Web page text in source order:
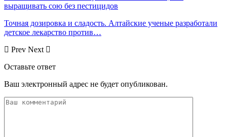
выращивать сою без пестицидов
Точная дозировка и сладость. Алтайские ученые разработали
детское лекарство против…
Prev Next
Оставьте ответ
Ваш электронный адрес не будет опубликован.